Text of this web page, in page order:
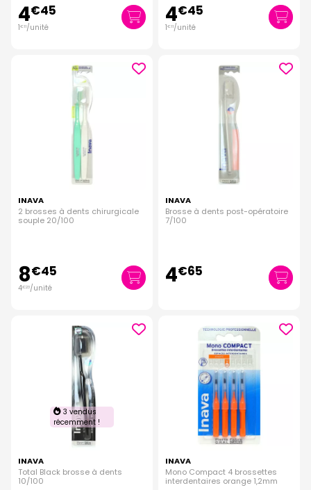
4€45
1€ 11/unité 4€45
1€ 11/unité
INAVA
2 brosses à dents chirurgicale
souple 20/100
8€45
4€23/unité
INAVA
Brosse à dents post-opératoire
7/100
4€65
3 vendus
récemment !
INAVA
Total Black brosse à dents
10/100
INAVA
Mono Compact 4 brossettes
interdentaires orange 1,2mm